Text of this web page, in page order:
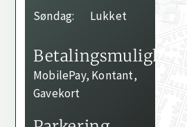
Søndag: Lukket
MobilePay, Kontant,
Gavekort